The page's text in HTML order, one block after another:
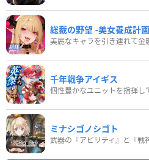
総裁の野望 -美女養成計
美麗なキャラを引き連れて金
千年戦争アイギス
個性豊かなユニットを指揮し
ミナシゴノシゴト